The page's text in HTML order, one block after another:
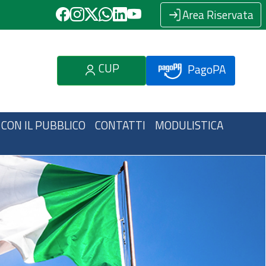
Area Riservata
CUP PagoPA
IL PUBBLICO CONTATTI MODULISTICA